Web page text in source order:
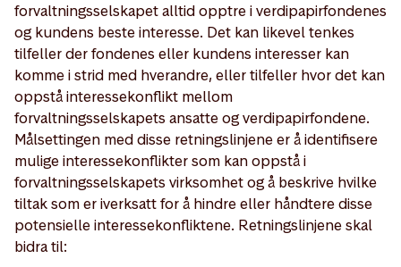
forvaltningsselskapet alltid opptre i verdipapirfondenes
og kundens beste interesse. Det kan likevel tenkes
tilfeller der fondenes eller kundens interesser kan
komme i strid med hverandre, eller tilfeller hvor det kan
oppstå interessekonflikt mellom
forvaltningsselskapets ansatte og verdipapirfondene.
Målsettingen med disse retningslinjene er å identifisere
mulige interessekonflikter som kan oppstå i
forvaltningsselskapets virksomhet og å beskrive hvilke
tiltak som er iverksatt for å hindre eller håndtere disse
potensielle interessekonfliktene. Retningslinjene skal
bidra til: